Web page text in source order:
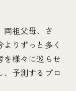
両祖父母、さ
りずっと多く
を様々に巡らせ
予測するプロ